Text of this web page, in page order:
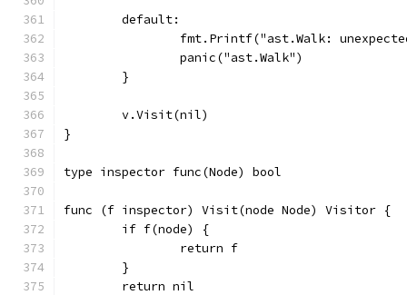
	default:
fmt.Printf("ast.Walk:
		panic("ast.Walk")
	}
	v.Visit(nil)
}
type inspector func(Node) bool
func (f inspector) Visit(node Node) Visitor {
	if f(node) {
		return f
	}
	return nil